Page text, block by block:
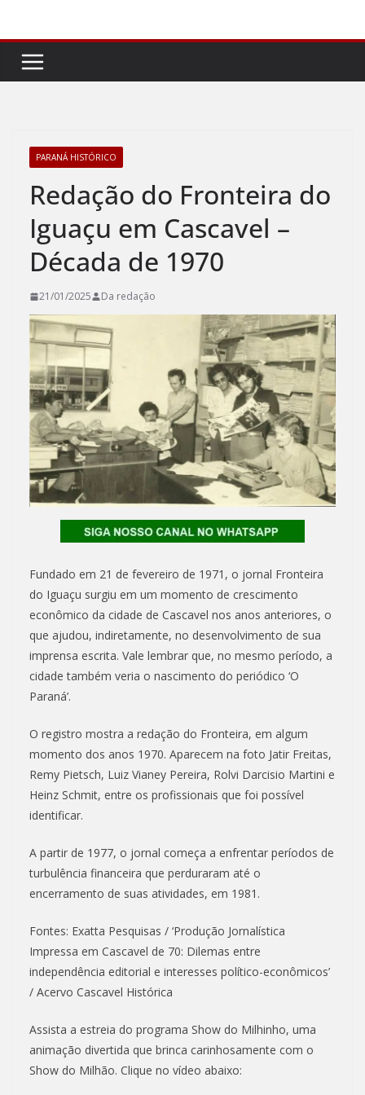
conteúdo
PARANÁ HISTÓRICO
Redação do Fronteira do
Iguaçu em Cascavel –
Década de 1970
21/01/2025 Da redação
Fundado em 21 de fevereiro de 1971, o jornal Fronteira
do Iguaçu surgiu em um momento de crescimento
econômico da cidade de Cascavel nos anos anteriores, o
que ajudou, indiretamente, no desenvolvimento de sua
imprensa escrita. Vale lembrar que, no mesmo período, a
cidade também veria o nascimento do periódico ‘O
Paraná’.
O registro mostra a redação do Fronteira, em algum
momento dos anos 1970. Aparecem na foto Jatir Freitas,
Remy Pietsch, Luiz Vianey Pereira, Rolvi Darcisio Martini e
Heinz Schmit, entre os profissionais que foi possível
identificar.
A partir de 1977, o jornal começa a enfrentar períodos de
turbulência financeira que perduraram até o
encerramento de suas atividades, em 1981.
Fontes: Exatta Pesquisas / ‘Produção Jornalística
Impressa em Cascavel de 70: Dilemas entre
independência editorial e interesses político-econômicos’
/ Acervo Cascavel Histórica
Assista a estreia do programa Show do Milhinho, uma
animação divertida que brinca carinhosamente com o
Show do Milhão. Clique no vídeo abaixo: